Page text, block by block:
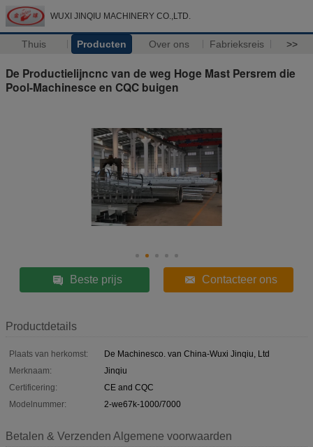
WUXI JINQIU MACHINERY CO.,LTD.
Thuis Producten Over ons Fabrieksreis >>
De Productielijncnc van de weg Hoge Mast Persrem die
Pool-Machinesce en CQC buigen
Beste prijs Contacteer ons
Productdetails
Plaats van herkomst:
De Machinesco. van China-Wuxi Jinqiu, Ltd
Merknaam:
Jinqiu
Certificering:
CE and CQC
Modelnummer:
2-we67k-1000/7000
Betalen & Verzenden Algemene voorwaarden